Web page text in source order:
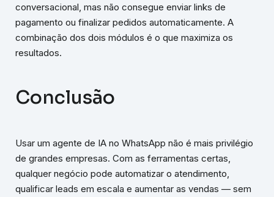
conversacional, mas não consegue enviar links de
pagamento ou finalizar pedidos automaticamente. A
combinação dos dois módulos é o que maximiza os
resultados.
Conclusão
Usar um agente de IA no WhatsApp não é mais privilégio
de grandes empresas. Com as ferramentas certas,
qualquer negócio pode automatizar o atendimento,
qualificar leads em escala e aumentar as vendas — sem